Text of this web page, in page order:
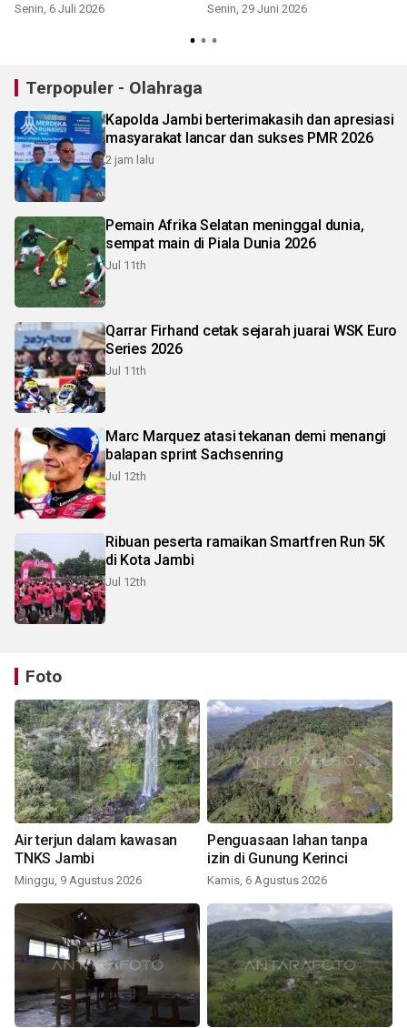
Senin, 6 Juli 2026 Senin, 29 Juni 2026
Terpopuler - Olahraga
Kapolda Jambi berterimakasih dan apresiasi
masyarakat lancar dan sukses PMR 2026
2 jam lalu
Pemain Afrika Selatan meninggal dunia,
sempat main di Piala Dunia 2026
Jul 11th
Qarrar Firhand cetak sejarah juarai WSK Euro
Series 2026
Jul 11th
Marc Marquez atasi tekanan demi menangi
balapan sprint Sachsenring
Jul 12th
Ribuan peserta ramaikan Smartfren Run 5K
di Kota Jambi
Jul 12th
Foto
Air terjun dalam kawasan
TNKS Jambi
Minggu, 9 Agustus 2026
Penguasaan lahan tanpa
izin di Gunung Kerinci
Kamis, 6 Agustus 2026